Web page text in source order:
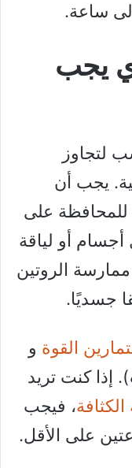
ساعة.
يجب
لتجاوز
يجب أن
للمحافظة على
أو لياقة
الروتين
جسديًا.
القوة و
). إذا كنت تريد
، فيجب
على الأقل.